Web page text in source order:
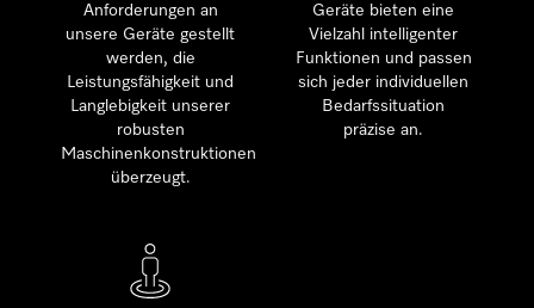
Anforderungen an
unsere Geräte gestellt
werden, die
Leistungsfähigkeit und
Langlebigkeit unserer
robusten
Maschinenkonstruktionen
überzeugt.
Geräte bieten eine
Vielzahl intelligenter
Funktionen und passen
sich jeder individuellen
Bedarfssituation
präzise an.